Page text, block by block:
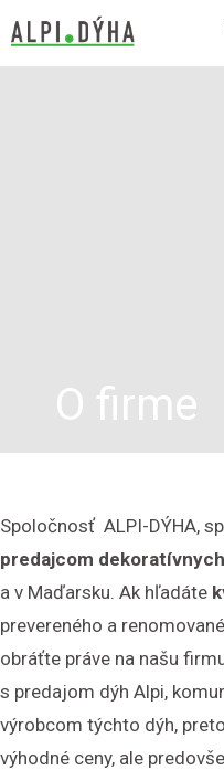
O firme
Spoločnosť ALPI-DÝHA,
predajcom
a v Maďarsku. Ak hľadáte
prevereného a
obráťte práve na našu
s predajom dýh Alpi,
výrobcom týchto dýh,
výhodné ceny, ale